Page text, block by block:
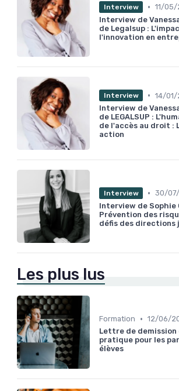
Interview • 11/
Interview de
de Legalsup :
l'innovation en
Interview • 14/
Interview de Vanessa
de LEGALSUP :
de l'accès au droit :
action
Interview • 30/
Interview de Sophie
Prévention des
défis des directions
Les plus lus
Formation • 12/06/
Lettre de demission
pratique pour les
élèves